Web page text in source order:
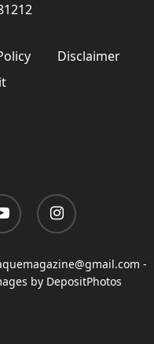
Disclaimer
instagram
-
by DepositPhotos